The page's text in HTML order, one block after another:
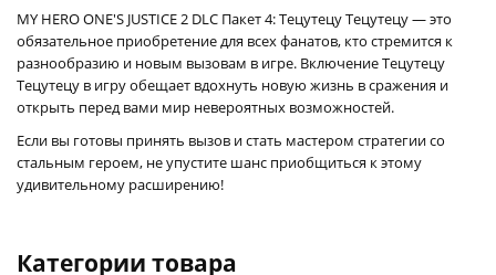
MY HERO ONE'S JUSTICE 2 DLC Пакет 4: Тецутецу Тецутецу — это
обязательное приобретение для всех фанатов, кто стремится к
разнообразию и новым вызовам в игре. Включение Тецутецу
Тецутецу в игру обещает вдохнуть новую жизнь в сражения и
открыть перед вами мир невероятных возможностей.
Если вы готовы принять вызов и стать мастером стратегии со
стальным героем, не упустите шанс приобщиться к этому
удивительному расширению!
Категории товара